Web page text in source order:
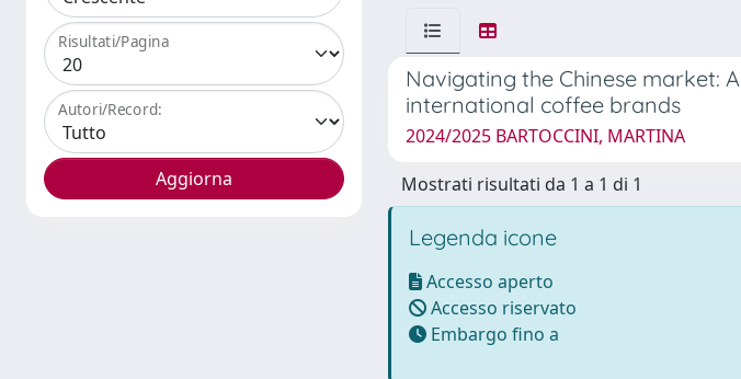
Risultati/Pagina
Autori/Record:
Navigating the Chinese market:
international coffee brands
2024/2025 BARTOCCINI, MARTINA
Mostrati risultati da 1 a 1 di 1
Legenda icone
Accesso aperto
Accesso riservato
Embargo fino a